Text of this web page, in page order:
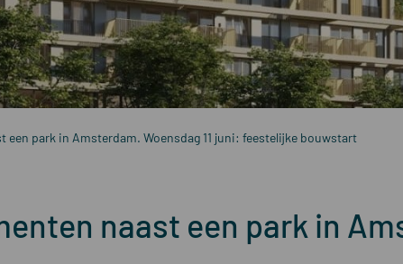
een park in Amsterdam. Woensdag 11 juni: feestelijke bouwstart
naast een park in